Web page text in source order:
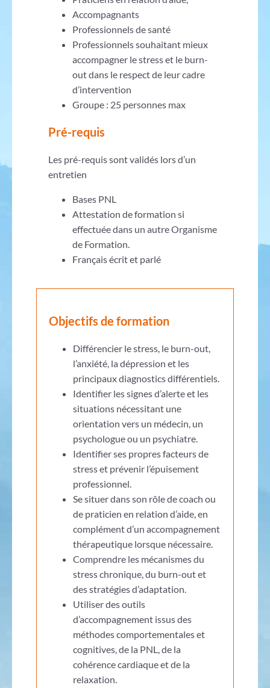
Accompagnants
Professionnels de santé
Professionnels souhaitant mieux
accompagner le stress et le burn-
out dans le respect de leur cadre
d’intervention
Groupe : 25 personnes max
Pré-requis
Les pré-requis sont validés lors d’un
entretien
Bases PNL
Attestation de formation si
effectuée dans un autre Organisme
de Formation.
Français écrit et parlé
Objectifs de formation
Différencier le stress, le burn-out,
l’anxiété, la dépression et les
principaux diagnostics différentiels.
Identifier les signes d’alerte et les
situations nécessitant une
orientation vers un médecin, un
psychologue ou un psychiatre.
Identifier ses propres facteurs de
stress et prévenir l’épuisement
professionnel.
Se situer dans son rôle de coach ou
de praticien en relation d’aide, en
complément d’un accompagnement
thérapeutique lorsque nécessaire.
Comprendre les mécanismes du
stress chronique, du burn-out et
des stratégies d’adaptation.
Utiliser des outils
d’accompagnement issus des
méthodes comportementales et
cognitives, de la PNL, de la
cohérence cardiaque et de la
relaxation.